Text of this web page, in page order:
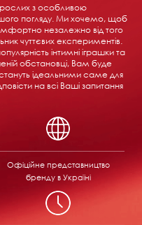
з особливою
погляду. Ми хочемо, щоб
незалежно від того
чуттєвих експериментів.
інтимні іграшки та
обстановці, Вам буде
стануть ідеальними саме для
на всі Ваші запитання
Офіційне представництво
бренду в Україні